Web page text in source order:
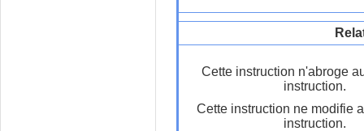
Cette instruction n'abroge
instruction.
Cette instruction ne modifie
instruction.